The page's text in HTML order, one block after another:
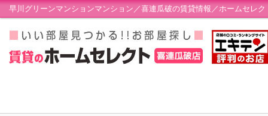
早川グリーンマンションマンション／喜連瓜破の賃貸情報／ホームセレク